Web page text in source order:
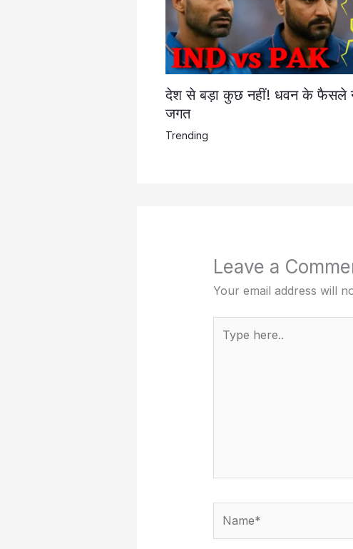
देश से बड़ा कुछ नहीं! धवन के फैसले ने
जगत
Trending
Leave a
Your email address will
here..